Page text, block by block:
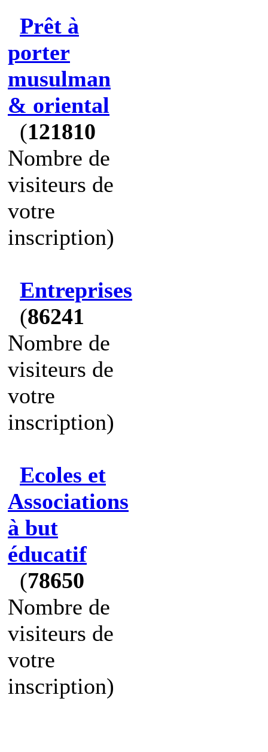
Prêt à
porter
musulman
& oriental
(121810
Nombre de
visiteurs de
votre
inscription)
Entreprises
(86241
Nombre de
visiteurs de
votre
inscription)
Ecoles et
Associations
à but
éducatif
(78650
Nombre de
visiteurs de
votre
inscription)